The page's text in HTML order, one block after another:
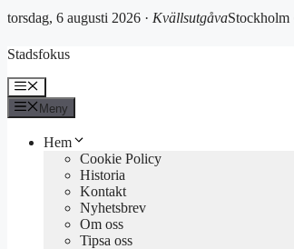
torsdag, 6 augusti 2026 · KvällsutgåvaStockholm
till
Stadsfokus
Meny
Meny
Hem
Cookie Policy
Historia
Kontakt
Nyhetsbrev
Om oss
Tipsa oss